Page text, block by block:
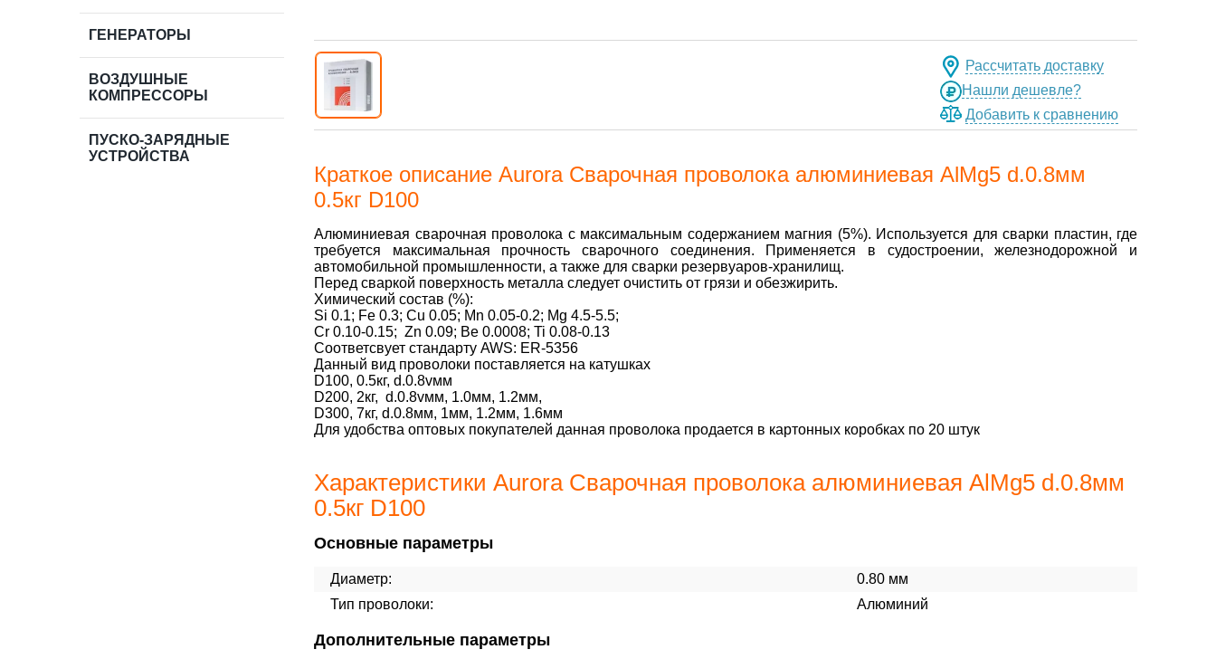
Рассчитать доставку
Нашли дешевле?
Добавить к сравнению
Краткое описание Aurora Сварочная проволока алюминиевая AlMg5 d.0.8мм
0.5кг D100
Алюминиевая сварочная проволока с максимальным содержанием магния (5%). Используется для сварки пластин, где
требуется максимальная прочность сварочного соединения. Применяется в судостроении, железнодорожной и
автомобильной промышленности, а также для сварки резервуаров-хранилищ.
Перед сваркой поверхность металла следует очистить от грязи и обезжирить.
Химический состав (%):
Si 0.1; Fe 0.3; Cu 0.05; Mn 0.05-0.2; Mg 4.5-5.5;
Cr 0.10-0.15; Zn 0.09; Be 0.0008; Ti 0.08-0.13
Соответсвует стандарту AWS: ER-5356
Данный вид проволоки поставляется на катушках
D100, 0.5кг, d.0.8vмм
D200, 2кг, d.0.8vмм, 1.0мм, 1.2мм,
D300, 7кг, d.0.8мм, 1мм, 1.2мм, 1.6мм
Для удобства оптовых покупателей данная проволока продается в картонных коробках по 20 штук
Характеристики Aurora Сварочная проволока алюминиевая AlMg5 d.0.8мм
0.5кг D100
Основные параметры
Диаметр:
0.80 мм
Тип проволоки:
Алюминий
Дополнительные параметры
ГЕНЕРАТОРЫ
ВОЗДУШНЫЕ
КОМПРЕССОРЫ
ПУСКО-ЗАРЯДНЫЕ
УСТРОЙСТВА